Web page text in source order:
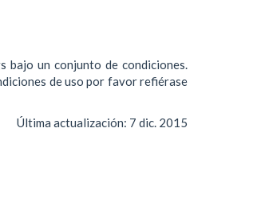
un conjunto de condiciones.
de uso por favor refiérase
Última actualización: 7 dic. 2015